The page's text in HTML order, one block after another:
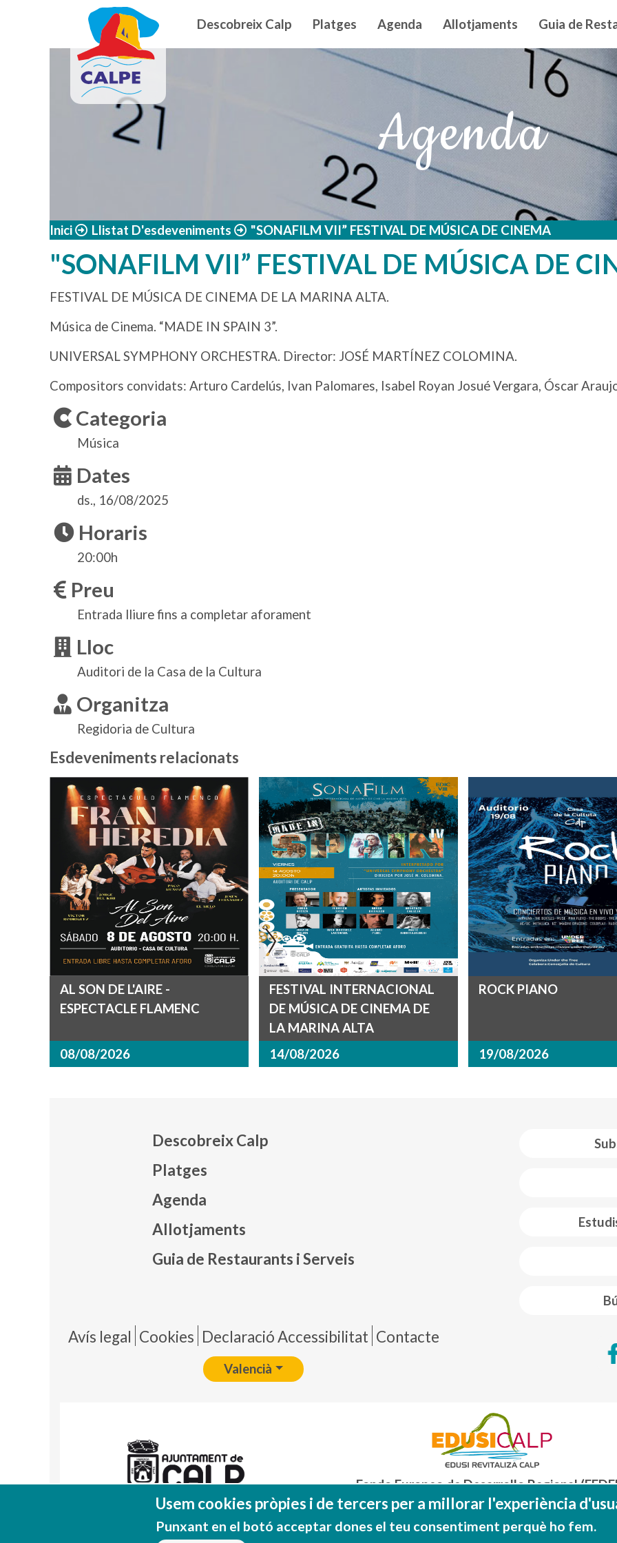
Vés al contingut Navegación principal
Descobreix Calp Platges Agenda Allotjaments Guia de
Agenda
Inici Llistat D'esdeveniments "SONAFILM VII” FESTIVAL DE MÚSICA DE CINEMA
"SONAFILM VII” FESTIVAL DE MÚSICA DE
FESTIVAL DE MÚSICA DE CINEMA DE LA MARINA ALTA.
Música de Cinema. “MADE IN SPAIN 3”.
UNIVERSAL SYMPHONY ORCHESTRA. Director: JOSÉ MARTÍNEZ COLOMINA.
Compositors convidats: Arturo Cardelús, Ivan Palomares, Isabel Royan Josué Vergara, Óscar
Categoria
Música
Dates
ds., 16/08/2025
Horaris
20:00h
Preu
Entrada lliure fins a completar aforament
Lloc
Auditori de la Casa de la Cultura
Organitza
Regidoria de Cultura
Esdeveniments relacionats
AL SON DE L'AIRE -
ESPECTACLE FLAMENC
08/08/2026
FESTIVAL INTERNACIONAL
DE MÚSICA DE CINEMA DE
LA MARINA ALTA
14/08/2026
ROCK PIANO
19/08/2026
Descobreix Calp
Platges
Agenda
Allotjaments
Guia de Restaurants i Serveis
Pie de página
Avís legal Cookies Declaració Accessibilitat Contacte
Valencià
Fondo Europeo de Desarrollo Regional
Una manera de hacer EUROPA
Usem cookies pròpies i de tercers per a millorar l'experiència
Punxant en el botó acceptar dones el teu consentiment perquè ho fem.